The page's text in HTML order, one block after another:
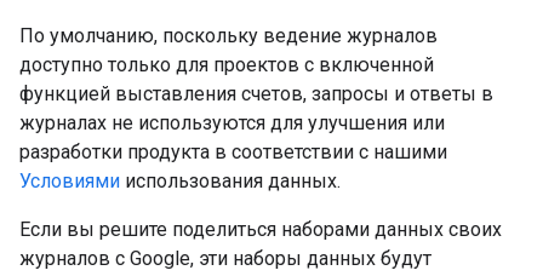
По умолчанию, поскольку ведение журналов
доступно только для проектов с включенной
функцией выставления счетов, запросы и ответы в
журналах не используются для улучшения или
разработки продукта в соответствии с нашими
Условиями использования данных.
Если вы решите поделиться наборами данных своих
журналов с Google, эти наборы данных будут